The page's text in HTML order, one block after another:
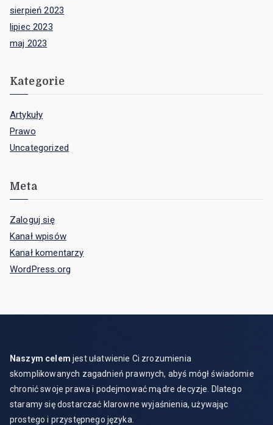
sierpień 2023
lipiec 2023
maj 2023
Kategorie
Artykuły
Prawo
Uncategorized
Meta
Zaloguj się
Kanał wpisów
Kanał komentarzy
WordPress.org
Naszym celem jest ułatwienie Ci zrozumienia
skomplikowanych zagadnień prawnych, abyś mógł świadomie
chronić swoje prawa i podejmować mądre decyzje. Dlatego
staramy się dostarczać klarowne wyjaśnienia, używając
prostego i przystępnego języka.